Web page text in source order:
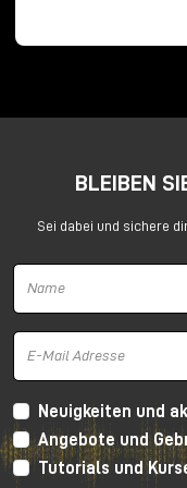
Dieses Verhalten
diejenigen, die
sich das Tempo
der
ausschließlich von
BLEIBEN
Sei dabei und sichere
Neuigkeiten und
Angebote und
Tutorials und